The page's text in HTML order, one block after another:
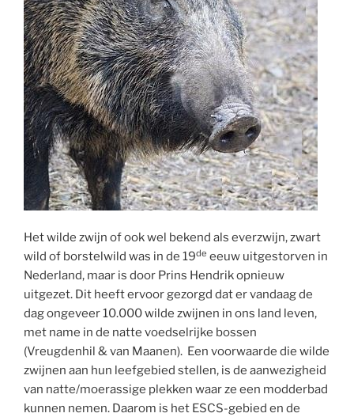
Het wilde zwijn of ook wel bekend als everzwijn, zwart
wild of borstelwild was in de 19de eeuw uitgestorven in
Nederland, maar is door Prins Hendrik opnieuw
uitgezet. Dit heeft ervoor gezorgd dat er vandaag de
dag ongeveer 10.000 wilde zwijnen in ons land leven,
met name in de natte voedselrijke bossen
(Vreugdenhil & van Maanen). Een voorwaarde die wilde
zwijnen aan hun leefgebied stellen, is de aanwezigheid
van natte/moerassige plekken waar ze een modderbad
kunnen nemen. Daarom is het ESCS-gebied en de